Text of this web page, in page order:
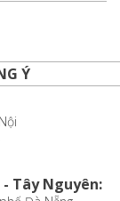
Ý
Tây Nguyên: